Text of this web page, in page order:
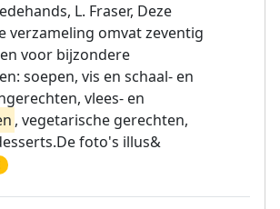
L. Fraser, Deze
verzameling omvat zeventig
voor bijzondere
soepen, vis en schaal- en
vlees- en
, vegetarische gerechten,
foto's illus&